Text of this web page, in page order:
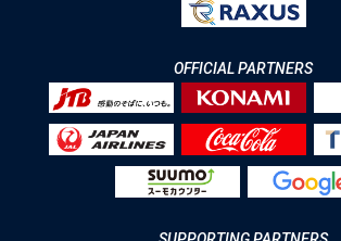
OFFICIAL PARTNERS